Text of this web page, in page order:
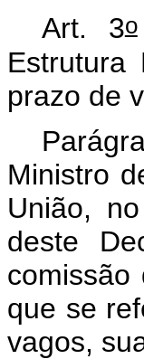
Art. 3o
prazo de
Ministro
União,
deste
comissão
que se
vagos,